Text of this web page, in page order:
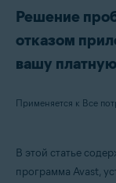
Решение
отказом
вашу
В этой статье
программа Avast,